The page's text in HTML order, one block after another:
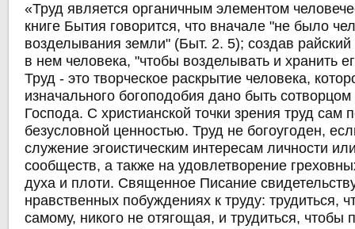
«Труд является органичным элементом
книге Бытия говорится, что вначале "не было
возделывания земли" (Быт. 2. 5); создав райский
в нем человека, "чтобы возделывать и хранить
Труд - это творческое раскрытие человека,
изначального богоподобия дано быть
Господа. С христианской точки зрения труд сам
безусловной ценностью. Труд не богоугоден,
служение эгоистическим интересам личности
сообществ, а также на удовлетворение
духа и плоти. Священное Писание
нравственных побуждениях к труду: трудиться,
самому, никого не отягощая, и трудиться, чтобы